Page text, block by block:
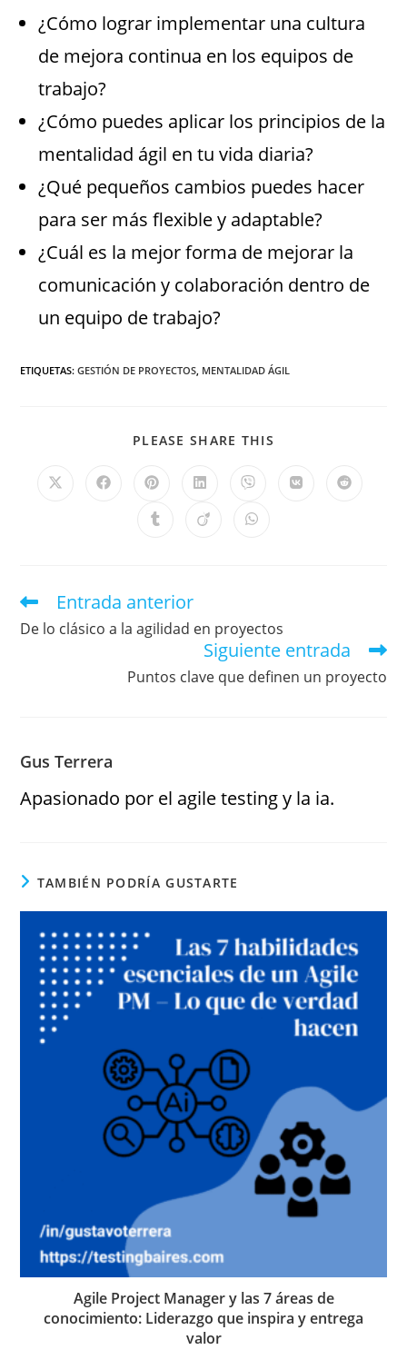
¿Cómo lograr implementar una cultura
de mejora continua en los equipos de
trabajo?
¿Cómo puedes aplicar los principios de la
mentalidad ágil en tu vida diaria?
¿Qué pequeños cambios puedes hacer
para ser más flexible y adaptable?
¿Cuál es la mejor forma de mejorar la
comunicación y colaboración dentro de
un equipo de trabajo?
ETIQUETAS:GESTIÓN DE PROYECTOS, MENTALIDAD ÁGIL
PLEASE SHARE THIS
Entrada anterior
De lo clásico a la agilidad en proyectos
Siguiente entrada
Puntos clave que definen un proyecto
Gus Terrera
Apasionado por el agile testing y la ia.
TAMBIÉN PODRÍA GUSTARTE
Agile Project Manager y las 7 áreas de
conocimiento: Liderazgo que inspira y entrega
valor